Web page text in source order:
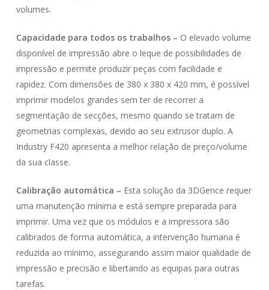
volumes.
Capacidade para todos os trabalhos – O elevado volume
disponível de impressão abre o leque de possibilidades de
impressão e permite produzir peças com facilidade e
rapidez. Com dimensões de 380 x 380 x 420 mm, é possível
imprimir modelos grandes sem ter de recorrer a
segmentação de secções, mesmo quando se tratam de
geometrias complexas, devido ao seu extrusor duplo. A
Industry F420 apresenta a melhor relação de preço/volume
da sua classe.
Calibração automática – Esta solução da 3DGence requer
uma manutenção mínima e está sempre preparada para
imprimir. Uma vez que os módulos e a impressora são
calibrados de forma automática, a intervenção humana é
reduzida ao mínimo, assegurando assim maior qualidade de
impressão e precisão e libertando as equipas para outras
tarefas.